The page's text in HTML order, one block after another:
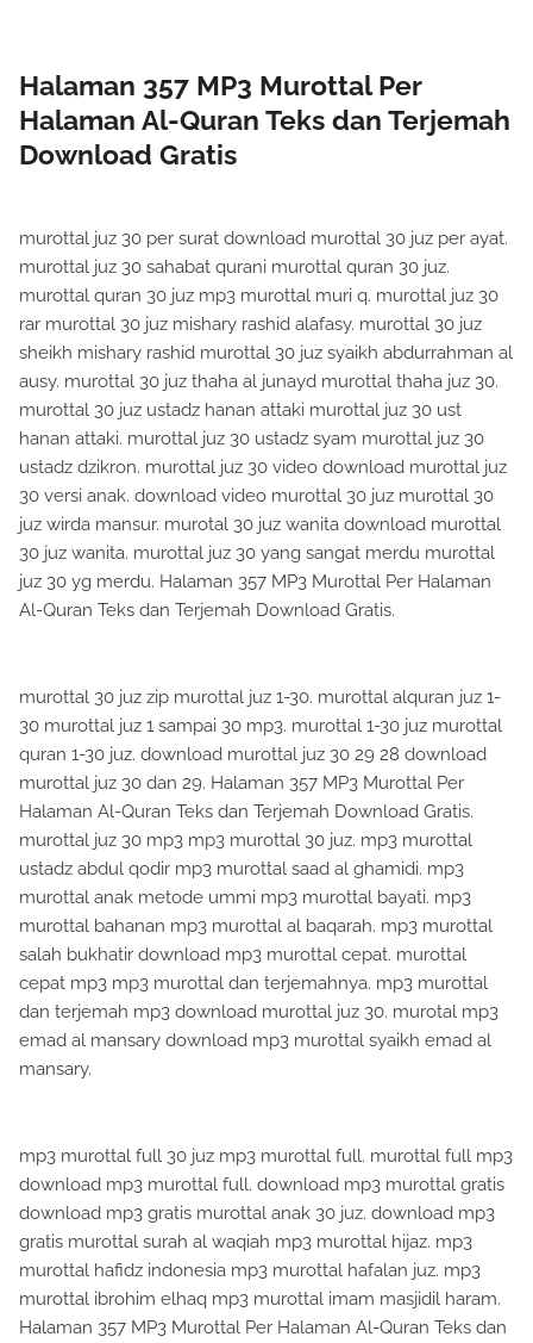
Halaman 357 MP3 Murottal Per
Halaman Al-Quran Teks dan Terjemah
Download Gratis
murottal juz 30 per surat download murottal 30 juz per ayat.
murottal juz 30 sahabat qurani murottal quran 30 juz.
murottal quran 30 juz mp3 murottal muri q. murottal juz 30
rar murottal 30 juz mishary rashid alafasy. murottal 30 juz
sheikh mishary rashid murottal 30 juz syaikh abdurrahman al
ausy. murottal 30 juz thaha al junayd murottal thaha juz 30.
murottal 30 juz ustadz hanan attaki murottal juz 30 ust
hanan attaki. murottal juz 30 ustadz syam murottal juz 30
ustadz dzikron. murottal juz 30 video download murottal juz
30 versi anak. download video murottal 30 juz murottal 30
juz wirda mansur. murotal 30 juz wanita download murottal
30 juz wanita. murottal juz 30 yang sangat merdu murottal
juz 30 yg merdu. Halaman 357 MP3 Murottal Per Halaman
Al-Quran Teks dan Terjemah Download Gratis.
murottal 30 juz zip murottal juz 1-30. murottal alquran juz 1-
30 murottal juz 1 sampai 30 mp3. murottal 1-30 juz murottal
quran 1-30 juz. download murottal juz 30 29 28 download
murottal juz 30 dan 29. Halaman 357 MP3 Murottal Per
Halaman Al-Quran Teks dan Terjemah Download Gratis.
murottal juz 30 mp3 mp3 murottal 30 juz. mp3 murottal
ustadz abdul qodir mp3 murottal saad al ghamidi. mp3
murottal anak metode ummi mp3 murottal bayati. mp3
murottal bahanan mp3 murottal al baqarah. mp3 murottal
salah bukhatir download mp3 murottal cepat. murottal
cepat mp3 mp3 murottal dan terjemahnya. mp3 murottal
dan terjemah mp3 download murottal juz 30. murotal mp3
emad al mansary download mp3 murottal syaikh emad al
mansary.
mp3 murottal full 30 juz mp3 murottal full. murottal full mp3
download mp3 murottal full. download mp3 murottal gratis
download mp3 gratis murottal anak 30 juz. download mp3
gratis murottal surah al waqiah mp3 murottal hijaz. mp3
murottal hafidz indonesia mp3 murottal hafalan juz. mp3
murottal ibrohim elhaq mp3 murottal imam masjidil haram.
Halaman 357 MP3 Murottal Per Halaman Al-Quran Teks dan